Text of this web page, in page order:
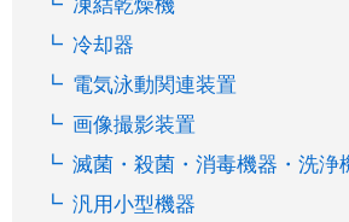
凍結乾燥機
冷却器
電気泳動関連装置
画像撮影装置
滅菌・殺菌・消毒機器・洗浄
汎用小型機器